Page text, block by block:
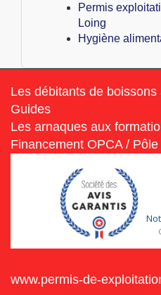
Permis
Loing
Hygiène
Les débitants de boissons
Guides
Les arnaques aux
Financement OPCA /
www.permis-de-